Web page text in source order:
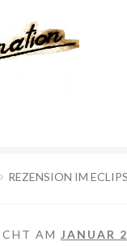
REZENSION IM
AM JANUAR